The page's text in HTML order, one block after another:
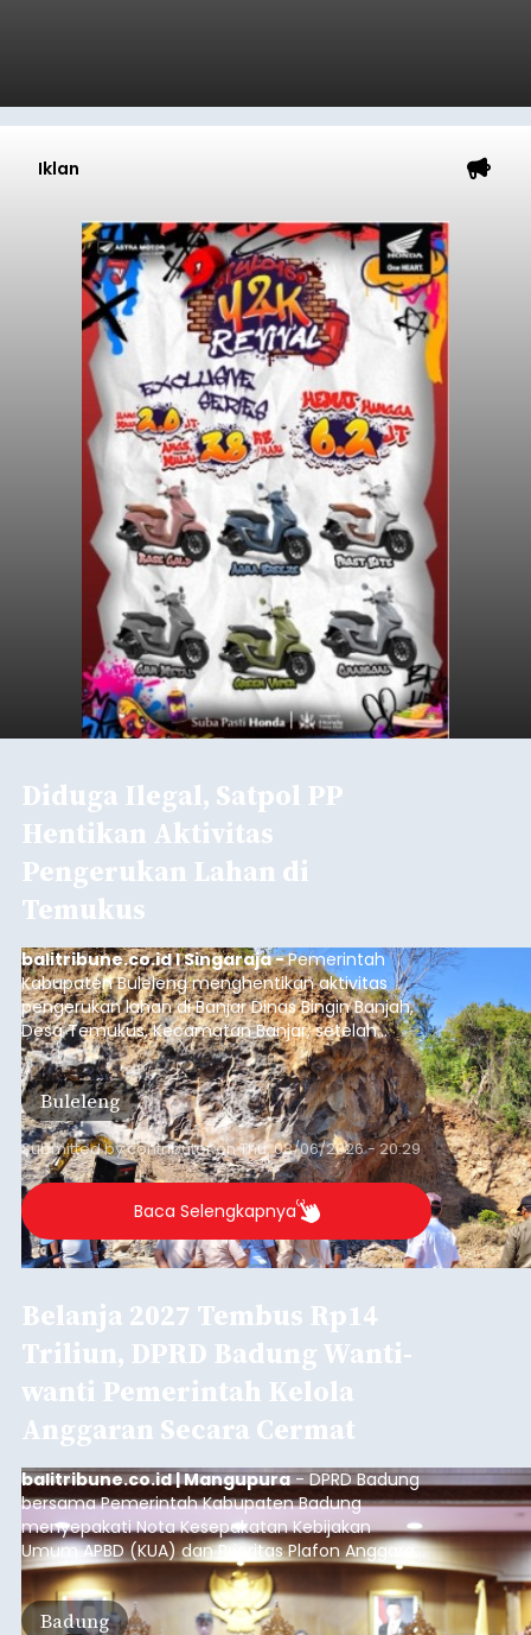
Iklan
Diduga Ilegal, Satpol PP
Hentikan Aktivitas
Pengerukan Lahan di
Temukus
balitribune.co.id I Singaraja -Pemerintah
Kabupaten Buleleng menghentikan aktivitas
pengerukan lahan di Banjar Dinas Bingin Banjah,
Desa Temukus, Kecamatan Banjar, setelah
ditemukan indikasi kegiatan pengambilan
material yang tidak sesuai dengan peruntukan
kawasan.
Buleleng
Submitted bycontributoronThu, 08/06/2026 - 20:29
Baca Selengkapnya
Belanja 2027 Tembus Rp14
Triliun, DPRD Badung Wanti-
wanti Pemerintah Kelola
Anggaran Secara Cermat
balitribune.co.id | Mangupura- DPRD Badung
bersama Pemerintah Kabupaten Badung
menyepakati Nota Kesepakatan Kebijakan
Umum APBD (KUA) dan Prioritas Plafon Anggaran
Sementara (PPAS) Tahun Anggaran 2027 dalam
rapat paripurna yang digelar di Gedung DPRD
Badung, Kamis (6/8/2026).
Badung